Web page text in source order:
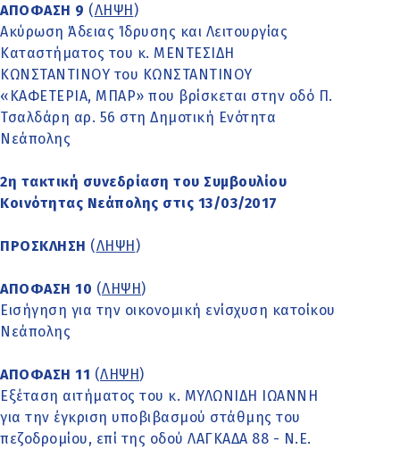
ΑΠΟΦΑΣΗ 9 (ΛΗΨΗ )
Ακύρωση Άδειας Ίδρυσης και Λειτουργίας
Καταστήματος του κ. ΜΕΝΤΕΣΙΔΗ
ΚΩΝΣΤΑΝΤΙΝΟΥ του ΚΩΝΣΤΑΝΤΙΝΟΥ
«ΚΑΦΕΤΕΡΙΑ, ΜΠΑΡ» που βρίσκεται στην οδό Π.
Τσαλδάρη αρ. 56 στη Δημοτική Ενότητα
Νεάπολης
2η τακτική συνεδρίαση του Συμβουλίου
Κοινότητας Νεάπολης στις 13/03/2017
ΠΡΟΣΚΛΗΣΗ (ΛΗΨΗ )
ΑΠΟΦΑΣΗ 10 (ΛΗΨΗ )
Εισήγηση για την οικονομική ενίσχυση κατοίκου
Νεάπολης
ΑΠΟΦΑΣΗ 11 (ΛΗΨΗ )
Εξέταση αιτήματος του κ. ΜΥΛΩΝΙΔΗ ΙΩΑΝΝΗ
για την έγκριση υποβιβασμού στάθμης του
πεζοδρομίου, επί της οδού ΛΑΓΚΑΔΑ 88 - Ν.Ε.